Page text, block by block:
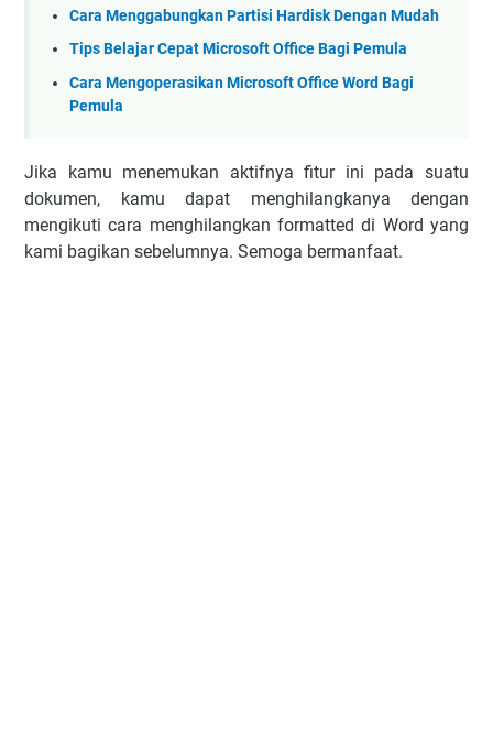
Cara Menggabungkan Partisi Hardisk Dengan Mudah
Tips Belajar Cepat Microsoft Office Bagi Pemula
Cara Mengoperasikan Microsoft Office Word Bagi
Pemula
Jika kamu menemukan aktifnya fitur ini pada suatu
dokumen, kamu dapat menghilangkanya dengan
mengikuti cara menghilangkan formatted di Word yang
kami bagikan sebelumnya. Semoga bermanfaat.